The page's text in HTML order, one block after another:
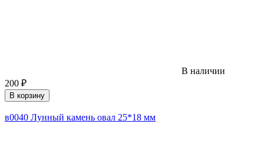
В наличии
200 ₽
В корзину
в0040 Лунный камень овал 25*18 мм